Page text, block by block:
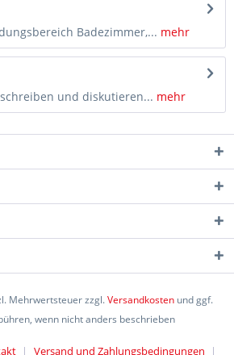
Badezimmer,... mehr
und diskutieren... mehr
Mehrwertsteuer zzgl.Versandkosten und ggf.
wenn nicht anders beschrieben
Versand und Zahlungsbedingungen